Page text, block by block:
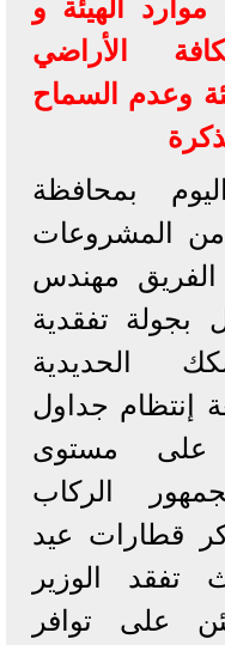
الهيئة و
الأراضي
وعدم السماح
بمحافظة
من المشروعات
الفريق مهندس
بجولة تفقدية
الحديدية
إنتظام جداول
على مستوى
الركاب
قطارات عيد
تفقد الوزير
على توافر